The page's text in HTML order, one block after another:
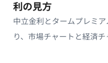
利の見方
中立金利とタームプレミ
り、市場チャートと経済